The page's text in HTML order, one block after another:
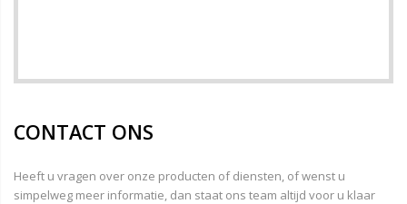
CONTACT ONS
Heeft u vragen over onze producten of diensten, of wenst u
simpelweg meer informatie, dan staat ons team altijd voor u klaar